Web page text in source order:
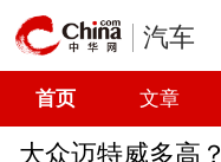
汽车
首页 文章
大众迈特威多高？